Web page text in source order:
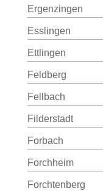
Ergenzingen
Esslingen
Ettlingen
Feldberg
Fellbach
Filderstadt
Forbach
Forchheim
Forchtenberg